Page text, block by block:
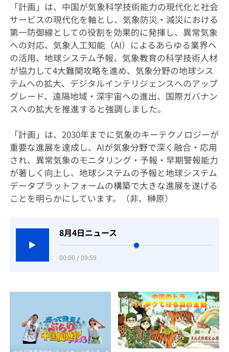
「計画」は、中国が気象科学技術能力の現代化と社会
サービスの現代化を軸とし、気象防災・減災における
第一防御線としての役割を効果的に発揮し、異常気象
への対応、気象人工知能（AI）によるあらゆる業界へ
の活用、地球システム予報、気象教育の科学技術人材
が協力して4大難関攻略を進め、気象分野の地球シス
テムへの拡大、デジタルインテリジェンスへのアップ
グレード、遠隔地域・深宇宙への進出、国際ガバナン
スへの拡大を推進すると強調しました。
「計画」は、2030年までに気象のキーテクノロジーが
重要な進展を達成し、AIが気象分野で深く融合・応用
され、異常気象のモニタリング・予報・早期警報能力
が著しく向上し、地球システムの予報と地球システム
データプラットフォームの構築で大きな進展を遂げる
ことを明らかにしています。（非、榊原）
8月4日ニュース
00:00 / 09:59